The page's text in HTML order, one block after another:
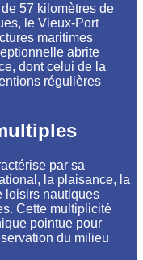
57 kilomètres de
le Vieux-Port
maritimes
abrite
dont celui de la
régulières
par sa
la plaisance, la
loisirs nautiques
Cette multiplicité
pointue pour
du milieu